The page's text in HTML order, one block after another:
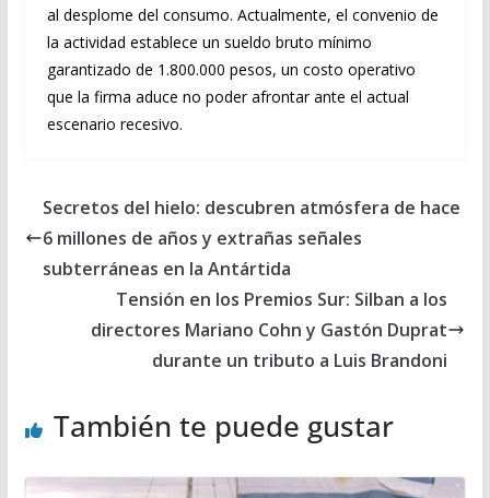
al desplome del consumo. Actualmente, el convenio de
la actividad establece un sueldo bruto mínimo
garantizado de 1.800.000 pesos, un costo operativo
que la firma aduce no poder afrontar ante el actual
escenario recesivo.
Secretos del hielo: descubren atmósfera de hace
6 millones de años y extrañas señales
subterráneas en la Antártida
Tensión en los Premios Sur: Silban a los
directores Mariano Cohn y Gastón Duprat
durante un tributo a Luis Brandoni
También te puede gustar